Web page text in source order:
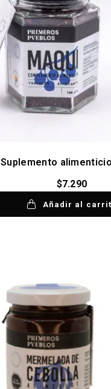
Suplemento
$7.290
Añadir al